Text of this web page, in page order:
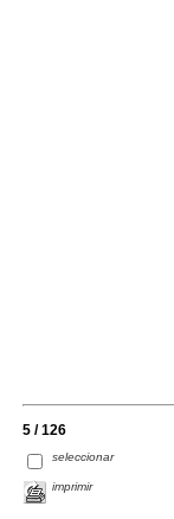
5 / 126
seleccionar
imprimir